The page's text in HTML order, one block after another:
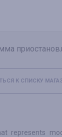
К СПИСКУ
represents